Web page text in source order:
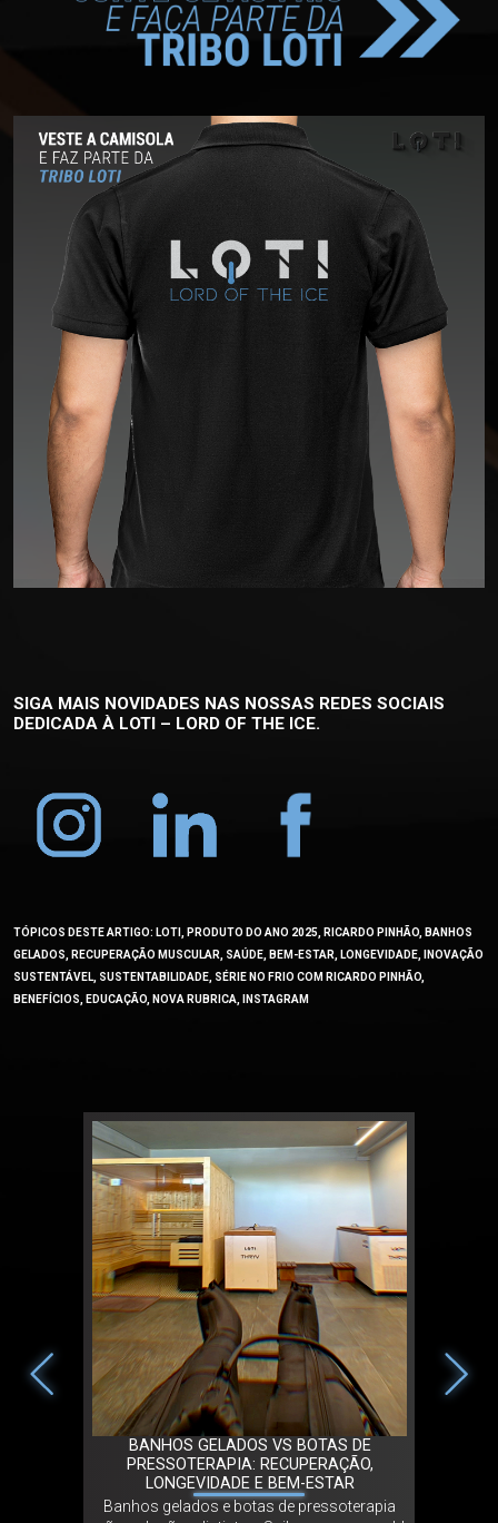
SIGA MAIS NOVIDADES NAS NOSSAS REDES SOCIAIS
DEDICADA À LOTI – LORD OF THE ICE.
TÓPICOS DESTE ARTIGO: LOTI, PRODUTO DO ANO 2025, RICARDO PINHÃO, BANHOS
GELADOS, RECUPERAÇÃO MUSCULAR, SAÚDE, BEM-ESTAR, LONGEVIDADE, INOVAÇÃO
SUSTENTÁVEL, SUSTENTABILIDADE, SÉRIE NO FRIO COM RICARDO PINHÃO,
BENEFÍCIOS, EDUCAÇÃO, NOVA RUBRICA, INSTAGRAM
BANHOS GELADOS VS BOTAS DE
PRESSOTERAPIA: RECUPERAÇÃO,
LONGEVIDADE E BEM-ESTAR
Banhos gelados e botas de pressoterapia